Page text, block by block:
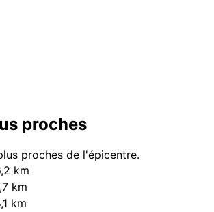
proches
proches de l'épicentre.
km
km
km